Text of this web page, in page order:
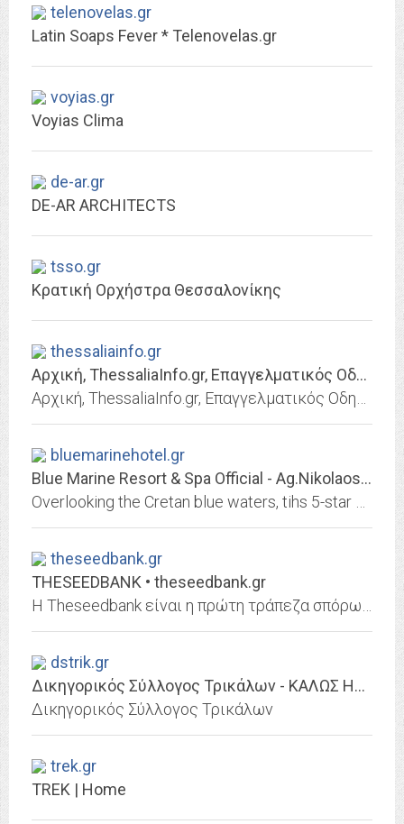
telenovelas.gr
Latin Soaps Fever * Telenovelas.gr
voyias.gr
Voyias Clima
de-ar.gr
DE-AR ARCHITECTS
tsso.gr
Κρατική Ορχήστρα Θεσσαλονίκης
thessaliainfo.gr
Αρχική, ThessaliaInfo.gr, Eπαγγελματικός Oδηγός Θεσσαλιας, Λαρισας, Τρικαλων,...
bluemarinehotel.gr
Blue Marine Resort & Spa Official - Ag.Nikolaos, Crete - Greece
theseedbank.gr
THESEEDBANK • theseedbank.gr
dstrik.gr
Δικηγορικός Σύλλογος Τρικάλων - ΚΑΛΩΣ ΗΛΘΑΤΕ
Δικηγορικός Σύλλογος Τρικάλων
trek.gr
TREK | Home